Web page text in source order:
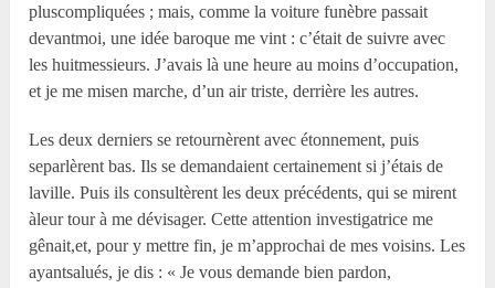
pluscompliquées ; mais, comme la voiture funèbre passait
devantmoi, une idée baroque me vint : c’était de suivre avec
les huitmessieurs. J’avais là une heure au moins d’occupation,
et je me misen marche, d’un air triste, derrière les autres.
Les deux derniers se retournèrent avec étonnement, puis
separlèrent bas. Ils se demandaient certainement si j’étais de
laville. Puis ils consultèrent les deux précédents, qui se mirent
àleur tour à me dévisager. Cette attention investigatrice me
gênait,et, pour y mettre fin, je m’approchai de mes voisins. Les
ayantsalués, je dis : « Je vous demande bien pardon,